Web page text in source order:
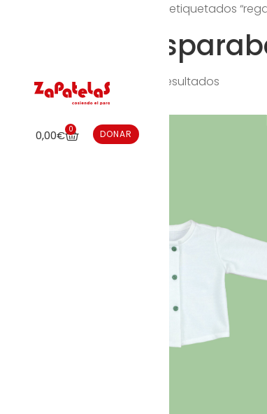
0,00€ 0 DONAR
/ Productos etiquetados
Mostrando los 7 resultados